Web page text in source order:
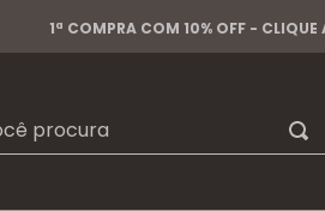
1ª COMPRA COM 10% OFF - CLIQUE
procura